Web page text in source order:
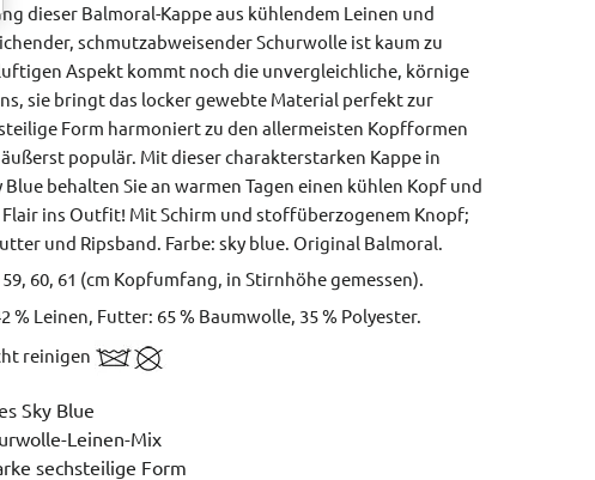
dieser Balmoral-Kappe aus kühlendem Leinen und
schmutzabweisender Schurwolle ist kaum zu
Aspekt kommt noch die unvergleichliche, körnige
sie bringt das locker gewebte Material perfekt zur
Form harmoniert zu den allermeisten Kopfformen
populär. Mit dieser charakterstarken Kappe in
behalten Sie an warmen Tagen einen kühlen Kopf und
ins Outfit! Mit Schirm und stoffüberzogenem Knopf;
und Ripsband. Farbe: sky blue. Original Balmoral.
59, 60, 61 (cm Kopfumfang, in Stirnhöhe gemessen).
% Leinen, Futter: 65 % Baumwolle, 35 % Polyester.
reinigen
Sky Blue
Leinen-Mix
sechsteilige Form